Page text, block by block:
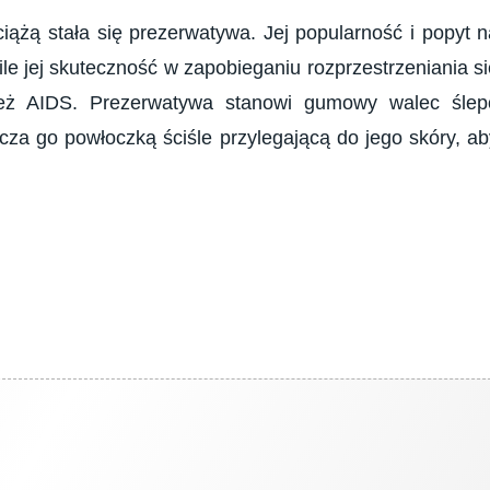
stała się prezerwatywa. Jej popularność i popyt
jej skuteczność w zapobieganiu rozprzestrzeniania
AIDS. Prezerwatywa stanowi gumowy walec
go powłoczką ściśle przylegającą do jego skóry,